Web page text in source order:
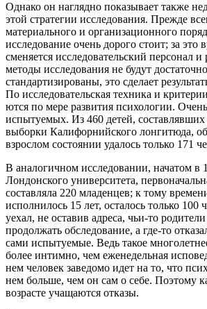
Однако он наглядно показывает также
этой стратегии исследования. Прежде
материального и организационного
исследование очень дорого стоит; за это
сменяется исследовательский персонал и
методы исследования не будут
стандартизированы, это сделает
По исследовательская техника и
ются по мере развития психологии.
испытуе­мых. Из 460 детей,
выборки Калифорнийского лонгитюда,
взрослом состоя­нии удалось только 171
В аналогичном исследовании, начатом в
Лондонского университета,
составляла 220 младенцев; к тому
исполнилось 15 лет, осталось только 100
уехал, не оставив адреса, чьи-то родители
продолжать обследование, а где-то
сами испытуемые. Ведь такое
более интимно, чем еженедельная
нем человек заведомо идет на то, что
нем больше, чем он сам о себе. Поэто­му
возрасте учащаются отказы.